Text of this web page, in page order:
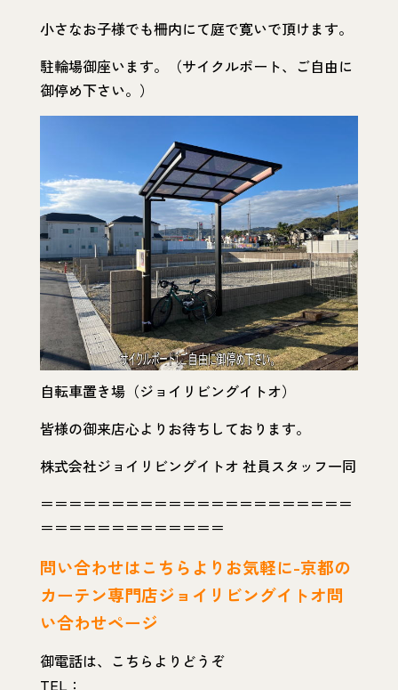
小さなお子様でも柵内にて庭で寛いで頂けます。
駐輪場御座います。（サイクルポート、ご自由に
御停め下さい。）
自転車置き場（ジョイリビングイトオ）
皆様の御来店心よりお待ちしております。
株式会社ジョイリビングイトオ 社員スタッフ一同
＝＝＝＝＝＝＝＝＝＝＝＝＝＝＝＝＝＝＝＝＝＝
＝＝＝＝＝＝＝＝＝＝＝＝＝
問い合わせはこちらよりお気軽に-京都の
カーテン専門店ジョイリビングイトオ問
い合わせページ
御電話は、こちらよりどうぞ
TEL：